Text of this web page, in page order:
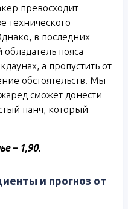
превосходит
технического
в последних
пояса
а пропустить от
обстоятельств. Мы
сможет донести
панч, который
– 1,90.
и прогноз от